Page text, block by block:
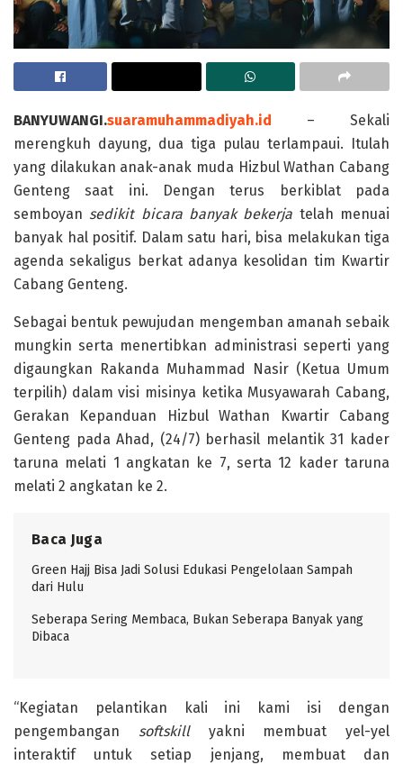
BANYUWANGI.suaramuhammadiyah.id
– Sekali
merengkuh dayung, dua tiga pulau terlampaui. Itulah
yang dilakukan anak-anak muda Hizbul Wathan Cabang
Genteng saat ini. Dengan terus berkiblat pada
semboyan sedikit bicara banyak bekerja telah menuai
banyak hal positif. Dalam satu hari, bisa melakukan tiga
agenda sekaligus berkat adanya kesolidan tim Kwartir
Cabang Genteng.
Sebagai bentuk pewujudan mengemban amanah sebaik
mungkin serta menertibkan administrasi seperti yang
digaungkan Rakanda Muhammad Nasir (Ketua Umum
terpilih) dalam visi misinya ketika Musyawarah Cabang,
Gerakan Kepanduan Hizbul Wathan Kwartir Cabang
Genteng pada Ahad, (24/7) berhasil melantik 31 kader
taruna melati 1 angkatan ke 7, serta 12 kader taruna
melati 2 angkatan ke 2.
Baca Juga
Green Hajj Bisa Jadi Solusi Edukasi Pengelolaan Sampah
dari Hulu
Seberapa Sering Membaca, Bukan Seberapa Banyak yang
Dibaca
“Kegiatan pelantikan kali ini kami isi dengan
pengembangan softskillyakni membuat yel-yel
interaktif untuk setiap jenjang, membuat dan